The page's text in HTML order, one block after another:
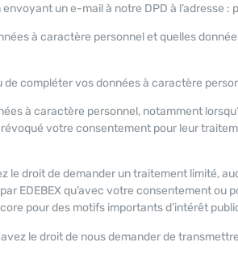
un e-mail à notre DPD à l’adresse :
à caractère personnel et quelles
compléter vos données à caractère
à caractère personnel, notamment
votre consentement pour leur
le droit de demander un traitement limité,
EDEBEX qu’avec votre consentement ou
pour des motifs importants d’intérêt
le droit de nous demander de